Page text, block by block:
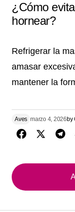
¿Cómo
hornear?
Refrigerar la
amasar
mantener la
Aves marzo 4, 2026by